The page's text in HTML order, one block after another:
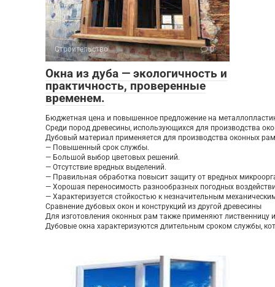
Строительство 0
Окна из дуба — экологичность и
практичность, проверенные
временем.
Бюджетная цена и повышенное предложение на
Среди пород древесины, использующихся для производства
Дубовый материал применяется для производства оконных
— Повышенный срок службы.
— Большой выбор цветовых решений.
— Отсутствие вредных выделений.
— Правильная обработка повысит защиту от вредных
— Хорошая переносимость разнообразных погодных
— Характеризуется стойкостью к незначительным
Сравнение дубовых окон и конструкций из другой древесины
Для изготовления оконных рам также применяют лиственницу
Дубовые окна характеризуются длительным сроком службы,